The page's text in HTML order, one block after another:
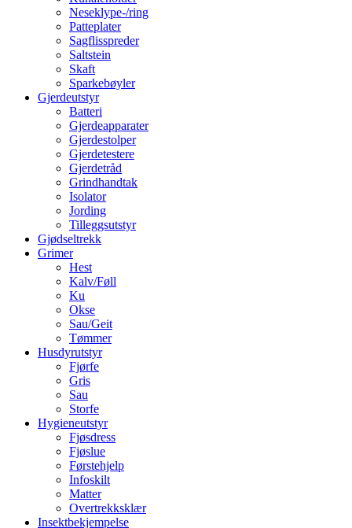
Neseklype-/ring
Patteplater
Sagflisspreder
Saltstein
Skaft
Sparkebøyler
Gjerdeutstyr
Batteri
Gjerdeapparater
Gjerdestolper
Gjerdetestere
Gjerdetråd
Grindhandtak
Isolator
Jording
Tilleggsutstyr
Gjødseltrekk
Grimer
Hest
Kalv/Føll
Ku
Okse
Sau/Geit
Tømmer
Husdyrutstyr
Fjørfe
Gris
Sau
Storfe
Hygieneutstyr
Fjøsdress
Fjøslue
Førstehjelp
Infoskilt
Matter
Overtrekksklær
Insektbekjempelse